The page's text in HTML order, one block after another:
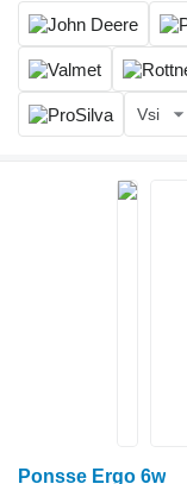
Vsi
Ponsse Ergo 6w